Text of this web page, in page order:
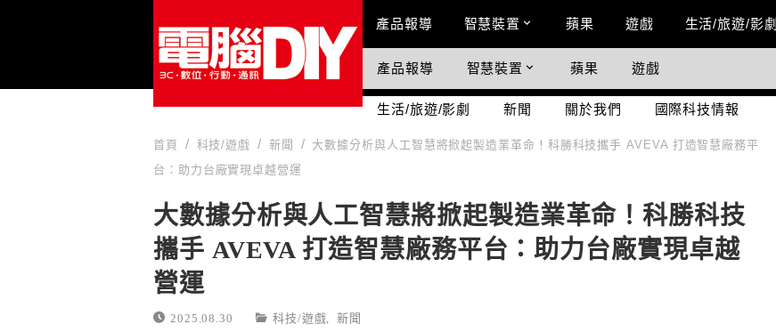
Main Menu
產品報導 智慧裝置 蘋果 遊戲 生活/旅遊/影劇
國際科技情報
產品報導 智慧裝置 蘋果 遊戲
生活/旅遊/影劇 新聞 關於我們 國際科技情報
首頁 科技/遊戲 新聞
大數據分析與人工智慧將掀起製造業革命！科勝科技攜手 AVEVA 打造智慧廠務平
台：助力台廠實現卓越營運
大數據分析與人工智慧將掀起製造業革命！科勝科技
攜手 AVEVA 打造智慧廠務平台：助力台廠實現卓越
營運
2025.08.30 科技/遊戲 ,新聞